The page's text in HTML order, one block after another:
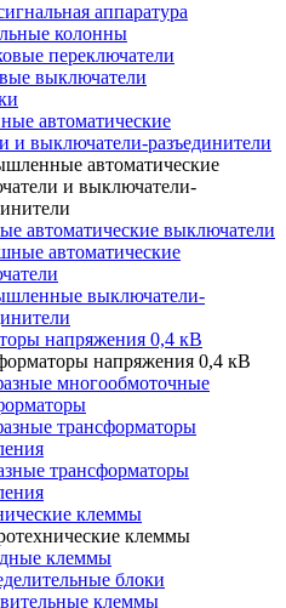
аппаратура
колонны
переключатели
выключатели
автоматические
и выключатели-разъединители
автоматические
и выключатели-
автоматические выключатели
автоматические
выключатели-
напряжения 0,4 кВ
напряжения 0,4 кВ
многообмоточные
трансформаторы
трансформаторы
клеммы
клеммы
клеммы
блоки
клеммы